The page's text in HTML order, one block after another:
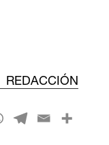
REDACCIÓN